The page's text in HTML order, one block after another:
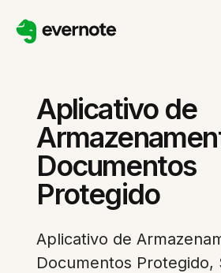
Aplicativo de
Documentos
Protegido
Aplicativo de
Documentos Protegido,